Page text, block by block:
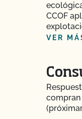
CCOF
VER
¿Cómo
por el
¿Cómo
¿Cómo
¿Cómo
CCOF